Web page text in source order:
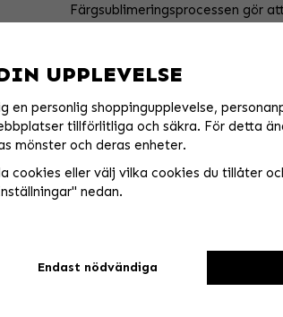
Färgsublimeringsprocessen gör
UPPLEVELSE
en personlig shoppingupplevelse,
tillförlitliga och säkra. För detta
mönster och deras enheter.
cookies eller välj vilka cookies du tillåter
nedan.
Endast nödvändiga